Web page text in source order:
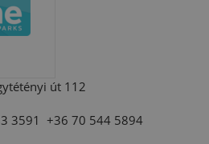
út 112
3591 +36 70 544 5894